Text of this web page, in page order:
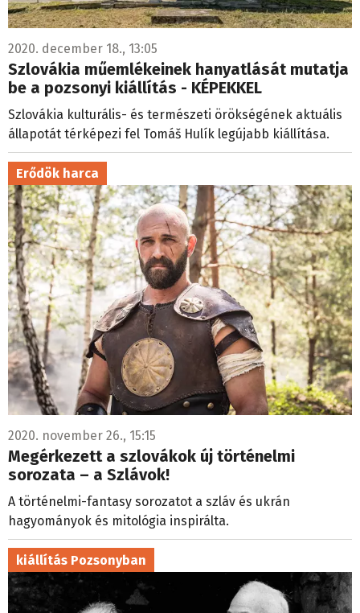
2020. december 18., 13:05
Szlovákia műemlékeinek hanyatlását mutatja
be a pozsonyi kiállítás - KÉPEKKEL
Szlovákia kulturális- és természeti örökségének aktuális
állapotát térképezi fel Tomáš Hulík legújabb kiállítása.
Erődök harca
2020. november 26., 15:15
Megérkezett a szlovákok új történelmi
sorozata – a Szlávok!
A történelmi-fantasy sorozatot a szláv és ukrán
hagyományok és mitológia inspirálta.
kiállítás Pozsonyban